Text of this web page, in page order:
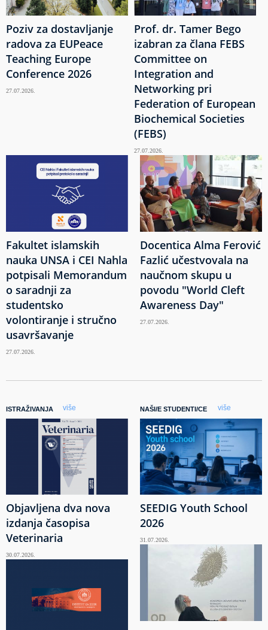
Poziv za dostavljanje
radova za EUPeace
Teaching Europe
Conference 2026
27.07.2026.
Prof. dr. Tamer Bego
izabran za člana FEBS
Committee on
Integration and
Networking pri
Federation of European
Biochemical Societies
(FEBS)
27.07.2026.
Fakultet islamskih
nauka UNSA i CEI Nahla
potpisali Memorandum
o saradnji za
studentsko
volontiranje i stručno
usavršavanje
27.07.2026.
Docentica Alma Ferović
Fazlić učestvovala na
naučnom skupu u
povodu "World Cleft
Awareness Day"
27.07.2026.
ISTRAŽIVANJA više
Objavljena dva nova
izdanja časopisa
Veterinaria
30.07.2026.
NAŠI/E STUDENTI/CE više
SEEDIG Youth School
2026
31.07.2026.